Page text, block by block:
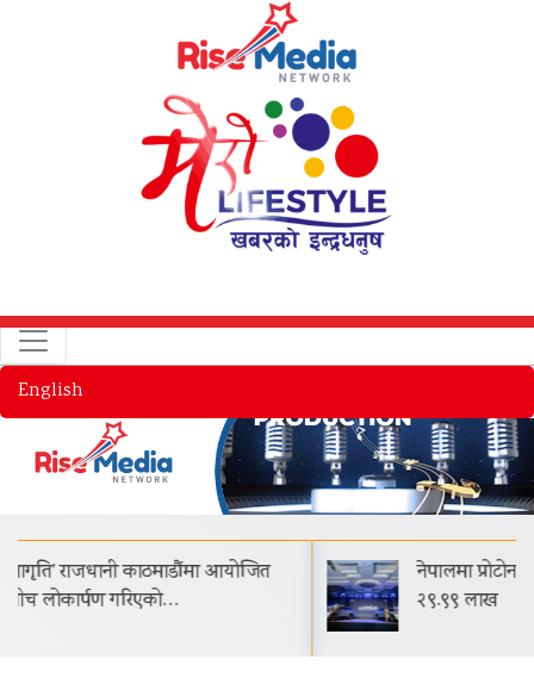
English
नेपालमा प्रोटोन इ.मास ५ सार्वजनिक सुरुवाती मूल्य रू.
२९.९९ लाख